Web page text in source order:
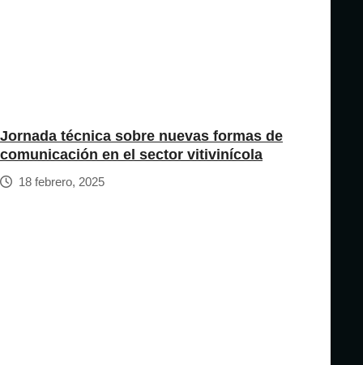
Jornada técnica sobre nuevas formas de
comunicación en el sector vitivinícola
18 febrero, 2025